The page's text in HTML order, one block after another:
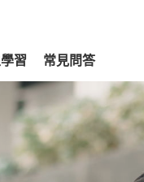
習 常見問答